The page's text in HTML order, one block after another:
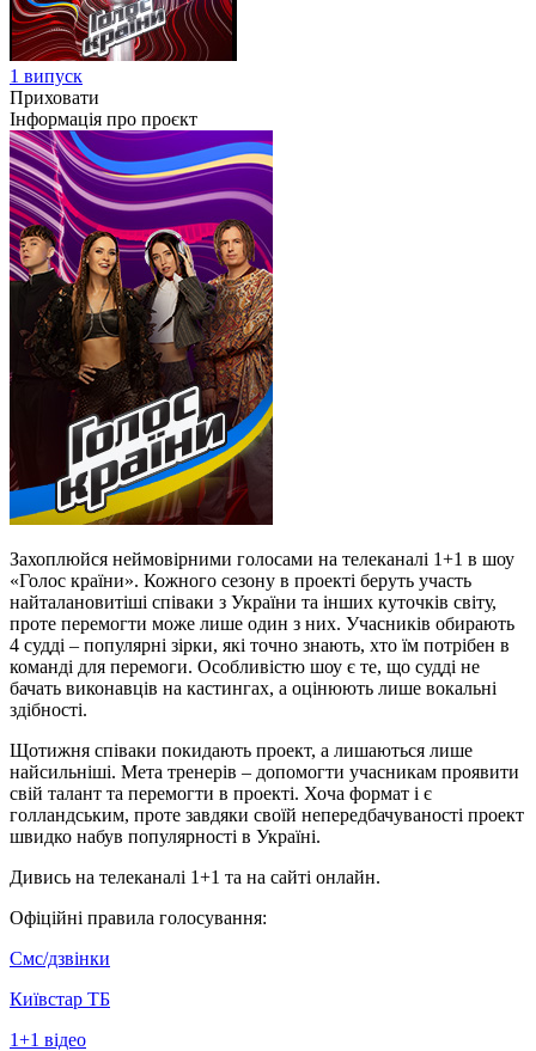
1 випуск
Приховати
Інформація про проєкт
Захоплюйся неймовірними голосами на телеканалі 1+1 в шоу
«Голос країни». Кожного сезону в проекті беруть участь
найталановитіші співаки з України та інших куточків світу,
проте перемогти може лише один з них. Учасників обирають
4 судді – популярні зірки, які точно знають, хто їм потрібен в
команді для перемоги. Особливістю шоу є те, що судді не
бачать виконавців на кастингах, а оцінюють лише вокальні
здібності.
Щотижня співаки покидають проект, а лишаються лише
найсильніші. Мета тренерів – допомогти учасникам проявити
свій талант та перемогти в проекті. Хоча формат і є
голландським, проте завдяки своїй непередбачуваності проект
швидко набув популярності в Україні.
Дивись на телеканалі 1+1 та на сайті онлайн.
Офіційні правила голосування:
Смс/дзвінки
Київстар ТБ
1+1 відео